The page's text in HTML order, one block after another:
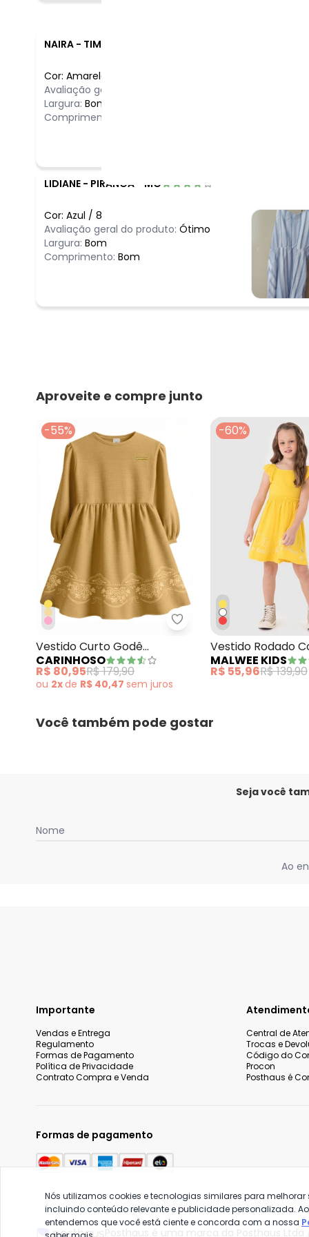
NAIRA - TIMON - MA
Cor: Amarelo
Avaliação geral do produto:
Largura: Bom
Comprimento:
LIDIANE - PIRANGA - MG
Cor: Azul / 8
Avaliação geral do produto: Ótimo
Largura: Bom
Comprimento: Bom
Aproveite e compre junto
-55%
Carinhoso - Vestido
Vestido Curto Godê
Texturizado Amarelo
Mostarda
CARINHOSO
R$ 80,95R$ 179,90
ou 2xde R$ 40,47 sem juros
-60%
Vestido Rodado
Flores Amarelo
MALWEE KIDS
R$ 55,96R$ 139,90
Você também pode gostar
Seja você
Nome
Ao
Importante
Vendas e Entrega
Regulamento
Formas de Pagamento
Política de Privacidade
Contrato Compra e Venda
Central de
Trocas e
Código do
Procon
Posthaus é
Formas de pagamento
Nós utilizamos cookies e tecnologias similares para
incluindo conteúdo relevante e publicidade personalizada.
entendemos que você está ciente e concorda com a nossa